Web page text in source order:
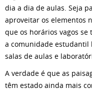
dia a dia de aulas. Seja
aproveitar os elementos
que os horários vagos
a comunidade estudantil
salas de aulas e
A verdade é que as
têm estado ainda mais